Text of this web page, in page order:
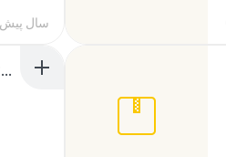
4 سال پیش
Sony Vegas Pro 12.0.770 (64-bit) Pre-Cracked.zip